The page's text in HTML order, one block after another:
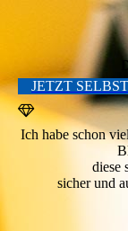
JETZT
Ich habe schon
diese
sicher und